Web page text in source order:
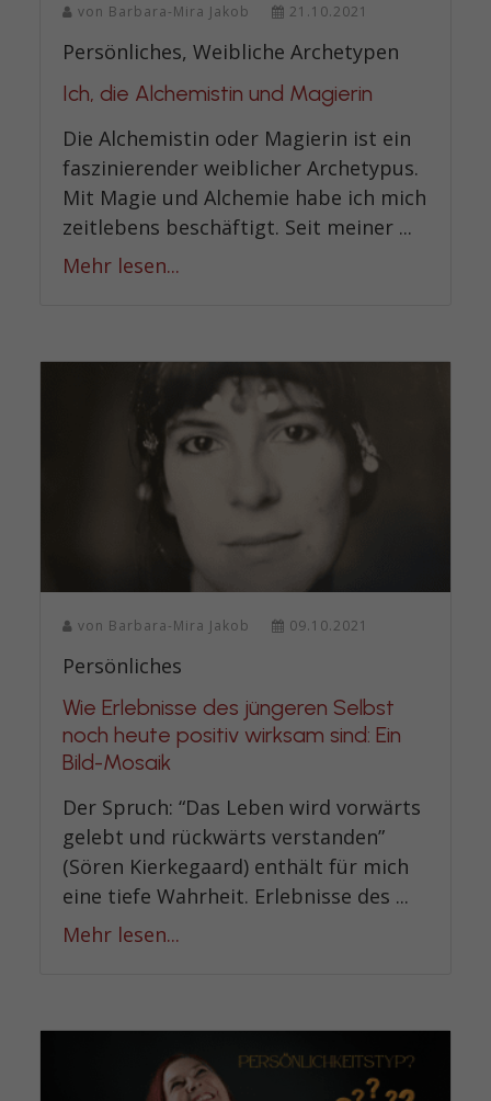
von Barbara-Mira Jakob 21.10.2021
Persönliches, Weibliche Archetypen
Ich, die Alchemistin und Magierin
Die Alchemistin oder Magierin ist ein
faszinierender weiblicher Archetypus.
Mit Magie und Alchemie habe ich mich
zeitlebens beschäftigt. Seit meiner ...
Mehr lesen...
von Barbara-Mira Jakob 09.10.2021
Persönliches
Wie Erlebnisse des jüngeren Selbst
noch heute positiv wirksam sind: Ein
Bild-Mosaik
Der Spruch: “Das Leben wird vorwärts
gelebt und rückwärts verstanden”
(Sören Kierkegaard) enthält für mich
eine tiefe Wahrheit. Erlebnisse des ...
Mehr lesen...